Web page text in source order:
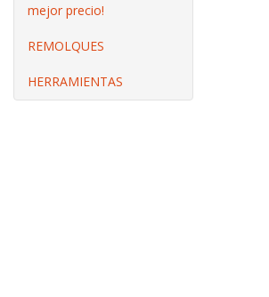
mejor precio!
REMOLQUES
HERRAMIENTAS